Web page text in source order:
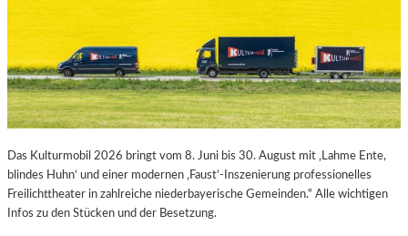
Das Kulturmobil 2026 bringt vom 8. Juni bis 30. August mit ‚Lahme Ente,
blindes Huhn‘ und einer modernen ‚Faust‘-Inszenierung professionelles
Freilichttheater in zahlreiche niederbayerische Gemeinden.“ Alle wichtigen
Infos zu den Stücken und der Besetzung.